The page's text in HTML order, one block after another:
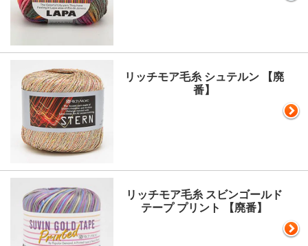
リッチモア毛糸 シュテルン 【廃
番】
リッチモア毛糸 スビンゴールド
テープ プリント 【廃番】